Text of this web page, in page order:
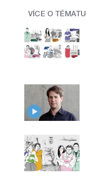
VÍCE O TÉMATU